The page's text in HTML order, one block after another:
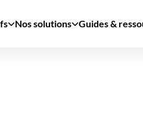
Nos solutions Guides &